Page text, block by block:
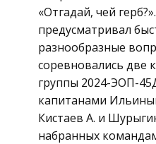
«Отгадай, чей
предусматривал
разнообразные
соревновались две
группы 2024-ЭОП-
капитанами
Кистаев А. и
набранных